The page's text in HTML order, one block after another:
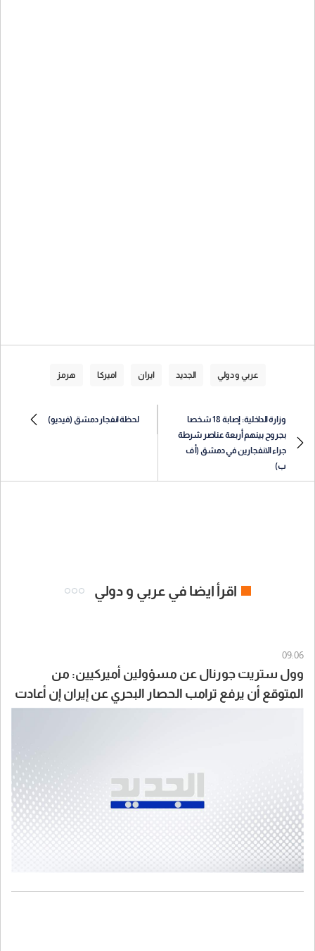
عربي و دولي الجديد ايران اميركا هرمز
وزارة الداخلية: إصابة 18 شخصا
بجروح بينهم أربعة عناصر شرطة
جراء الانفجارين في دمشق (أ ف
ب)
لحظة انفجار دمشق (فيديو)
اقرأ ايضا في عربي و دولي
09:06
وول ستريت جورنال عن مسؤولين أميركيين: من
المتوقع أن يرفع ترامب الحصار البحري عن إيران إن أعادت